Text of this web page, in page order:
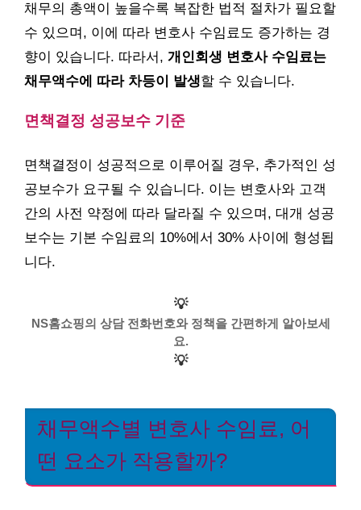
채무의 총액이 높을수록 복잡한 법적 절차가 필요할
수 있으며, 이에 따라 변호사 수임료도 증가하는 경
향이 있습니다. 따라서, 개인회생 변호사 수임료는
채무액수에 따라 차등이 발생할 수 있습니다.
면책결정 성공보수 기준
면책결정이 성공적으로 이루어질 경우, 추가적인 성
공보수가 요구될 수 있습니다. 이는 변호사와 고객
간의 사전 약정에 따라 달라질 수 있으며, 대개 성공
보수는 기본 수임료의 10%에서 30% 사이에 형성됩
니다.
💡
NS홈쇼핑의 상담 전화번호와 정책을 간편하게 알아보세
요.
💡
채무액수별 변호사 수임료, 어
떤 요소가 작용할까?